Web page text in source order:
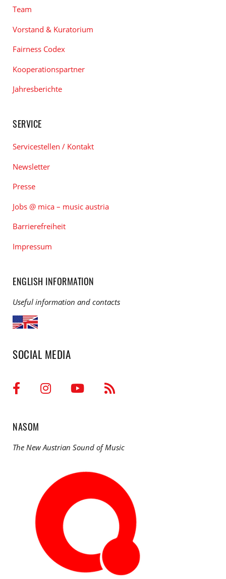
Team
Vorstand & Kuratorium
Fairness Codex
Kooperationspartner
Jahresberichte
SERVICE
Servicestellen / Kontakt
Newsletter
Presse
Jobs @ mica – music austria
Barrierefreiheit
Impressum
ENGLISH INFORMATION
Useful information and contacts
SOCIAL MEDIA
NASOM
The New Austrian Sound of Music